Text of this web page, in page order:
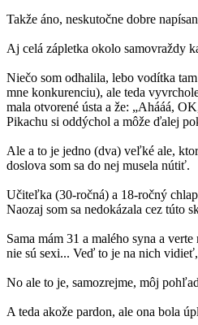
Takže áno, neskutočne dobre
Aj celá zápletka okolo samovraždy
Niečo som odhalila, lebo vodítka
mne konkurenciu), ale teda
mala otvorené ústa a že: „Ahááá,
Pikachu si oddýchol a môže ďalej
Ale a to je jedno (dva) veľké ale,
doslova som sa do nej musela nútiť.
Učiteľka (30-ročná) a 18-ročný
Naozaj som sa nedokázala cez túto
Sama mám 31 a malého syna a
nie sú sexi... Veď to je na nich
No ale to je, samozrejme, môj
A teda akože pardon, ale ona bola